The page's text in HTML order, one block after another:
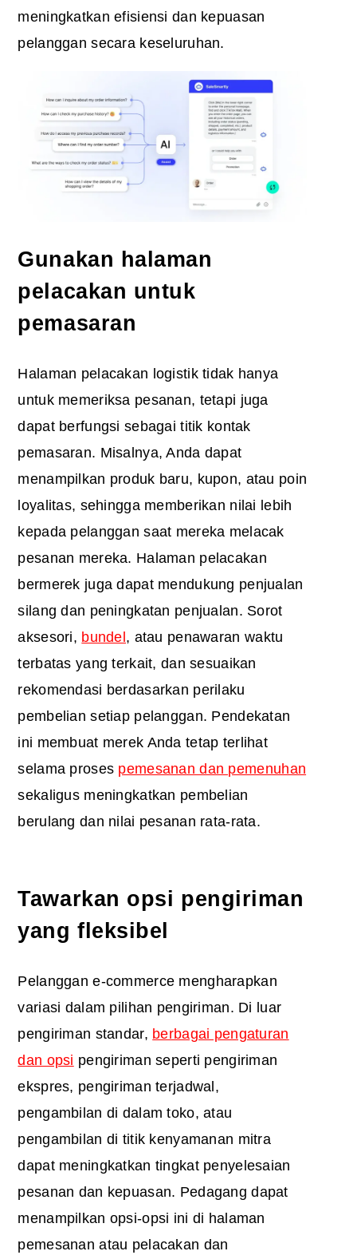
meningkatkan efisiensi dan kepuasan
pelanggan secara keseluruhan.
Gunakan halaman
pelacakan untuk
pemasaran
Halaman pelacakan logistik tidak hanya
untuk memeriksa pesanan, tetapi juga
dapat berfungsi sebagai titik kontak
pemasaran. Misalnya, Anda dapat
menampilkan produk baru, kupon, atau poin
loyalitas, sehingga memberikan nilai lebih
kepada pelanggan saat mereka melacak
pesanan mereka. Halaman pelacakan
bermerek juga dapat mendukung penjualan
silang dan peningkatan penjualan. Sorot
aksesori, bundel , atau penawaran waktu
terbatas yang terkait, dan sesuaikan
rekomendasi berdasarkan perilaku
pembelian setiap pelanggan. Pendekatan
ini membuat merek Anda tetap terlihat
selama proses pemesanan dan pemenuhan
sekaligus meningkatkan pembelian
berulang dan nilai pesanan rata-rata.
Tawarkan opsi pengiriman
yang fleksibel
Pelanggan e-commerce mengharapkan
variasi dalam pilihan pengiriman. Di luar
pengiriman standar, berbagai pengaturan
dan opsi pengiriman seperti pengiriman
ekspres, pengiriman terjadwal,
pengambilan di dalam toko, atau
pengambilan di titik kenyamanan mitra
dapat meningkatkan tingkat penyelesaian
pesanan dan kepuasan. Pedagang dapat
menampilkan opsi-opsi ini di halaman
pemesanan atau pelacakan dan